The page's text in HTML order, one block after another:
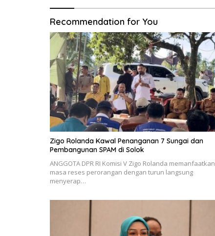
Recommendation for You
Zigo Rolanda Kawal Penanganan 7 Sungai dan
Pembangunan SPAM di Solok
ANGGOTA DPR RI Komisi V Zigo Rolanda memanfaatkan
masa reses perorangan dengan turun langsung
menyerap…